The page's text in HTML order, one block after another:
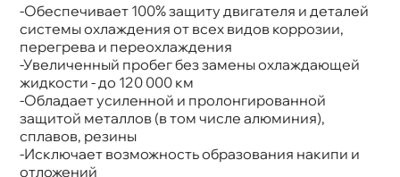
-Обеспечивает 100% защиту двигателя и деталей
системы охлаждения от всех видов коррозии,
перегрева и переохлаждения
-Увеличенный пробег без замены охлаждающей
жидкости - до 120 000 км
-Обладает усиленной и пролонгированной
защитой металлов (в том числе алюминия),
сплавов, резины
-Исключает возможность образования накипи и
отложений